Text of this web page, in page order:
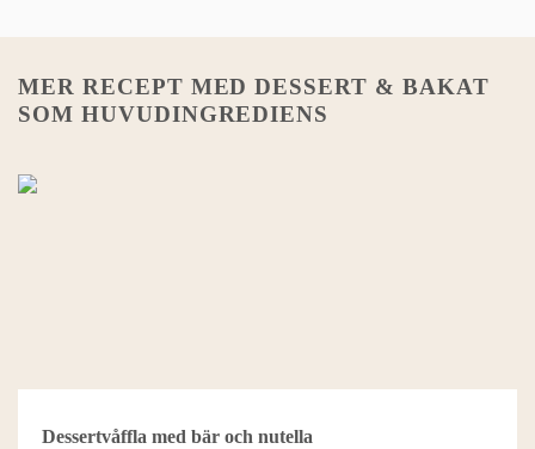
MER RECEPT MEDDESSERT & BAKAT
SOM HUVUDINGREDIENS
Dessertvåffla med bär och nutella